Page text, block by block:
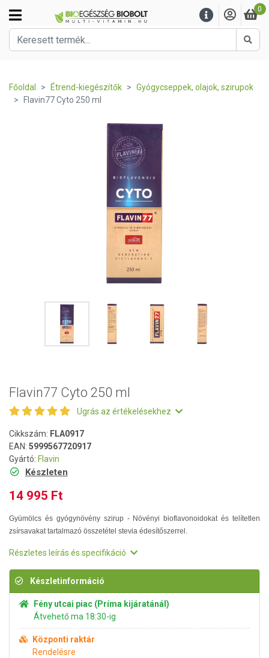
0
Főoldal Étrend-kiegészítők
Gyógycseppek, olajok, szirupok
Flavin77 Cyto 250 ml
Flavin77 Cyto 250 ml
Ugrás az értékelésekhez
Cikkszám: FLA0917
EAN: 5999567720917
Gyártó: Flavin
Készleten
14 995 Ft
Gyümölcs és gyógynövény szirup - Növényi bioflavonoidokat és telítetlen
zsírsavakat tartalmazó összetétel stevia édesítőszerrel.
Részletes leírás és specifikáció
Készletinformáció
Fény utcai piac (Príma kijáratánál)
Átvehető ma 18:30-ig
Központi raktár
Rendelésre